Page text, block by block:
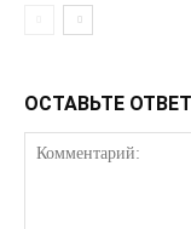
ОСТАВЬТЕ ОТВЕТ